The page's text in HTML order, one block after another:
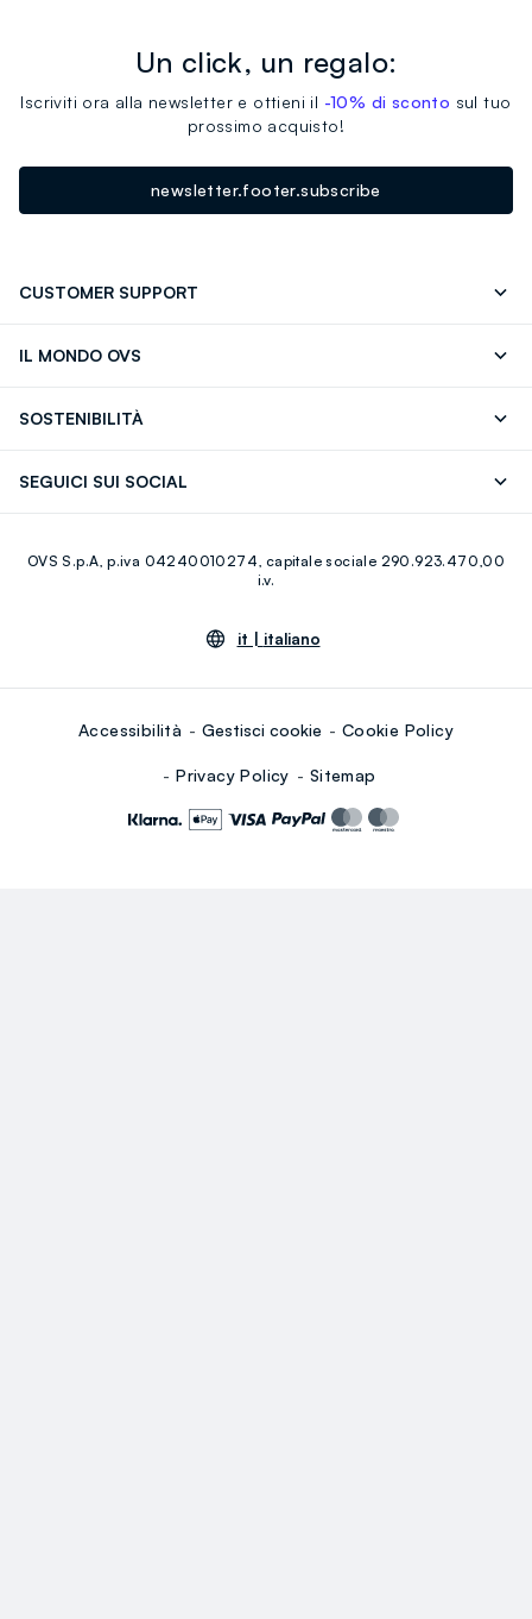
Un click, un regalo:
Iscriviti ora alla newsletter e ottieni il -10% di sconto sul tuo
prossimo acquisto!
newsletter.footer.subscribe
CUSTOMER SUPPORT
IL MONDO OVS
Giftcard
SOSTENIBILITÀ
SEGUICI SUI SOCIAL
Youtube Linkedin
OVS S.p.A, p.iva 04240010274, capitale sociale 290.923.470,00
i.v.
it | italiano
Accessibilità Gestisci cookie Cookie Policy
Privacy Policy Sitemap